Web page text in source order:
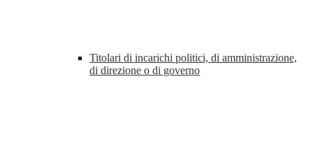
Titolari di incarichi politici, di amministrazione,
di direzione o di governo